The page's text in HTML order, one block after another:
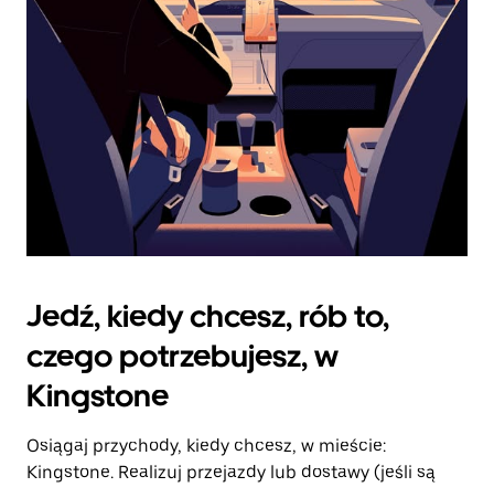
kalendarz.
Jedź, kiedy chcesz, rób to,
czego potrzebujesz, w
Kingstone
Osiągaj przychody, kiedy chcesz, w mieście:
Kingstone. Realizuj przejazdy lub dostawy (jeśli są